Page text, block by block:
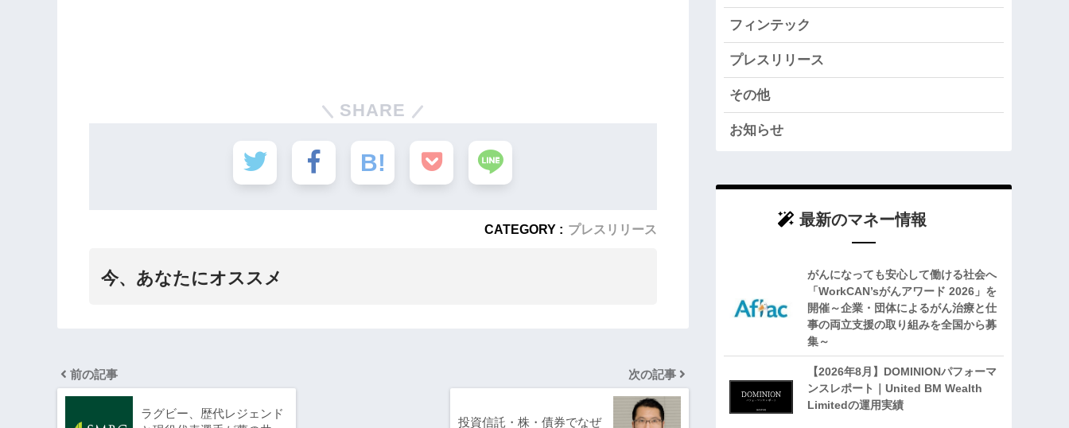
SHARE
CATEGORY : プレスリリース
今、あなたにオススメ
前の記事
ラグビー、歴代レジェンド
次の記事
投資信託・株・債券でなぜ
フィンテック
プレスリリース
その他
お知らせ
最新のマネー情報
がんになっても安心して働ける社会へ
「WorkCAN’sがんアワード 2026」を
開催～企業・団体によるがん治療と仕
事の両立支援の取り組みを全国から募
集～
【2026年8月】DOMINIONパフォーマ
ンスレポート｜United BM Wealth
Limitedの運用実績